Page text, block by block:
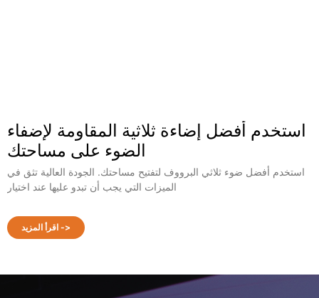
استخدم أفضل إضاءة ثلاثية المقاومة لإضفاء
الضوء على مساحتك
استخدم أفضل ضوء ثلاثي البرووف لتفتيح مساحتك. الجودة العالية تثق في
الميزات التي يجب أن تبدو عليها عند اختيار
اقرأ المزيد ->